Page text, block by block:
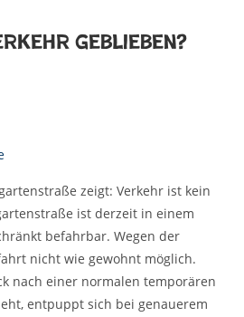
geblieben?
zeigt: Verkehr ist kein
ist derzeit in einem
befahrbar. Wegen der
nicht wie gewohnt möglich.
nach einer normalen temporären
entpuppt sich bei genauerem